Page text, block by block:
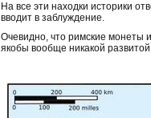
На все эти находки историки
вводит в заблуждение.
Очевидно, что римские монеты
якобы вообще никакой